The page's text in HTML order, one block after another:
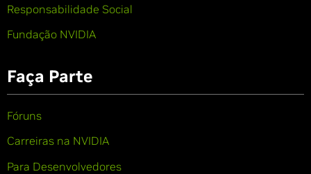
Responsabilidade Social
Fundação NVIDIA
Faça Parte
Fóruns
Carreiras na NVIDIA
Para Desenvolvedores